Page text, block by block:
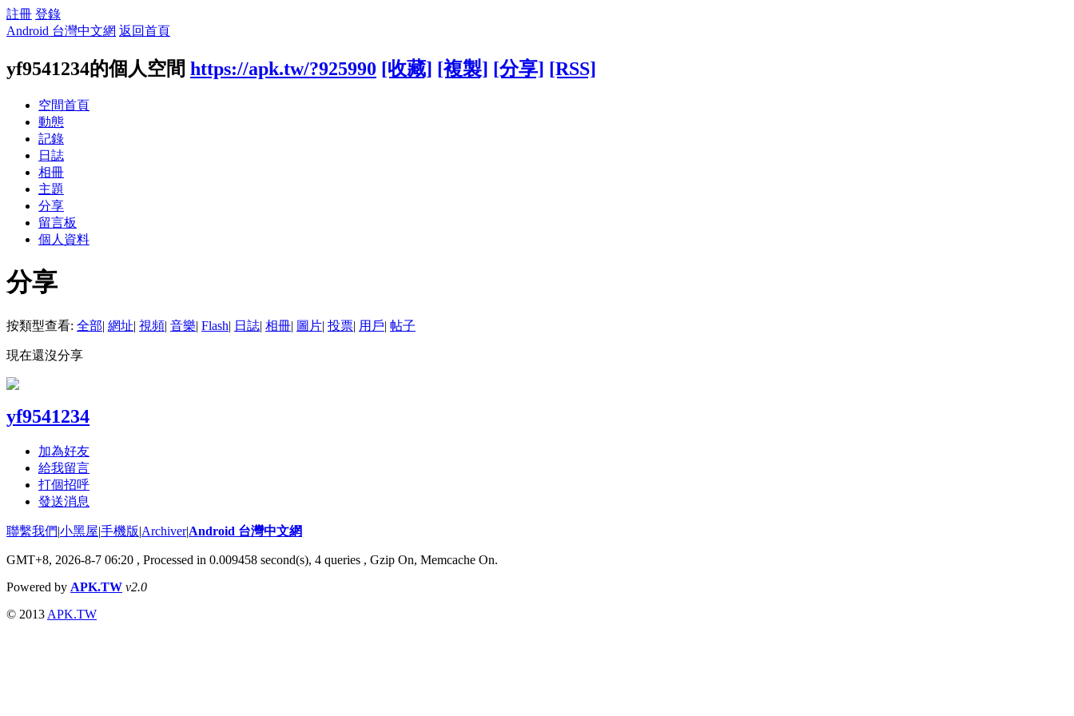
註冊 登錄
Android 台灣中文網 返回首頁
yf9541234的個人空間 https://apk.tw/?925990 [收藏] [複製] [分享] [RSS]
空間首頁
動態
記錄
日誌
相冊
主題
分享
留言板
個人資料
分享
按類型查看: 全部| 網址| 視頻| 音樂| Flash| 日誌| 相冊| 圖片| 投票| 用戶| 帖子
現在還沒分享
yf9541234
加為好友
給我留言
打個招呼
發送消息
聯繫我們|小黑屋|手機版|Archiver|Android 台灣中文網
GMT+8, 2026-8-7 06:20 , Processed in 0.009458 second(s), 4 queries , Gzip On, Memcache On.
Powered by APK.TW v2.0
© 2013 APK.TW